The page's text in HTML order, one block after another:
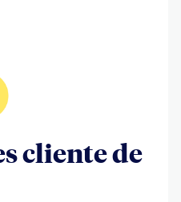
cliente de